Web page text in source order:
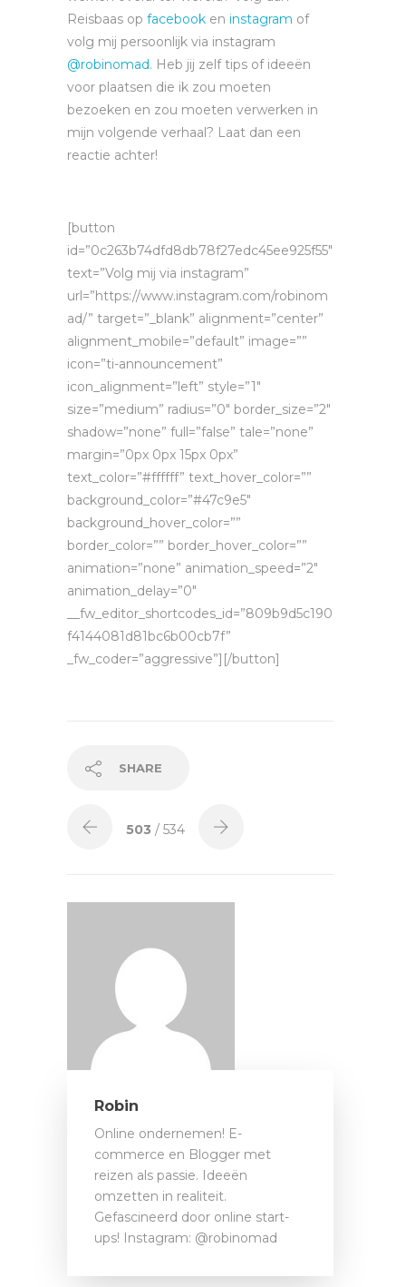
Reisbaas op facebook en instagram of
volg mij persoonlijk via instagram
@robinomad. Heb jij zelf tips of ideeën
voor plaatsen die ik zou moeten
bezoeken en zou moeten verwerken in
mijn volgende verhaal? Laat dan een
reactie achter!
[button
id=”0c263b74dfd8db78f27edc45ee925f55″
text=”Volg mij via instagram”
url=”https://www.instagram.com/robinom
ad/” target=”_blank” alignment=”center”
alignment_mobile=”default” image=””
icon=”ti-announcement”
icon_alignment=”left” style=”1″
size=”medium” radius=”0″ border_size=”2″
shadow=”none” full=”false” tale=”none”
margin=”0px 0px 15px 0px”
text_color=”#ffffff” text_hover_color=””
background_color=”#47c9e5″
background_hover_color=””
border_color=”” border_hover_color=””
animation=”none” animation_speed=”2″
animation_delay=”0″
__fw_editor_shortcodes_id=”809b9d5c190
f4144081d81bc6b00cb7f”
_fw_coder=”aggressive”][/button]
SHARE
503 / 534
Robin
Online ondernemen! E-
commerce en Blogger met
reizen als passie. Ideeën
omzetten in realiteit.
Gefascineerd door online start-
ups! Instagram: @robinomad